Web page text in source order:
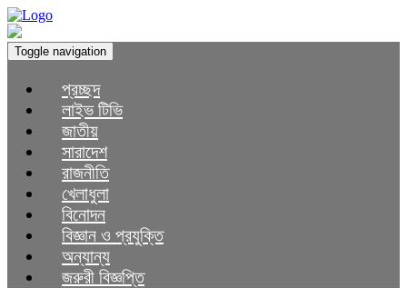
Toggle navigation
প্রচ্ছদ
লাইভ টিভি
জাতীয়
সারাদেশ
রাজনীতি
খেলাধুলা
বিনোদন
বিজ্ঞান ও প্রযুক্তি
অন্যান্য
জরুরী বিজ্ঞপ্তি